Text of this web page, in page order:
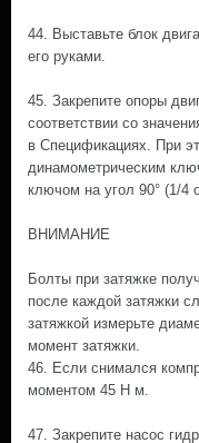
44. Выставьте блок
его руками.
45. Закрепите опоры
соответствии со
в Спецификациях. При
динамометрическим
ключом на угол 90° (1/4
ВНИМАНИЕ
Болты при затяжке
после каждой затяжки
затяжкой измерьте
момент затяжки.
46. Если снимался
моментом 45 Н м.
47. Закрепите насос